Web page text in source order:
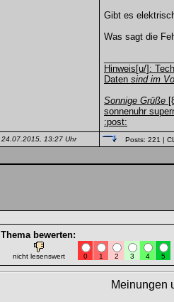
Gibt es
Was sagt die
Hinweis[u/]:
Daten sind im
Sonnige Grüße
sonnenuhr
:post:
24.07.2015, 13:27 Uhr Posts: 221 |
Thema bewerten:
nicht lesenswert 0 1 2 3 4 5
Meinungen